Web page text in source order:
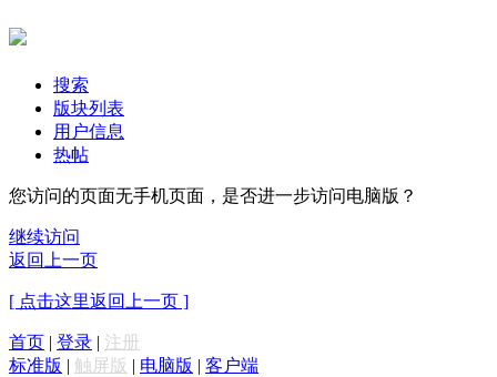
搜索
版块列表
用户信息
热帖
您访问的页面无手机页面，是否进一步访问电脑版？
继续访问
返回上一页
[ 点击这里返回上一页 ]
首页 | 登录 | 注册
标准版 | 触屏版 | 电脑版 | 客户端